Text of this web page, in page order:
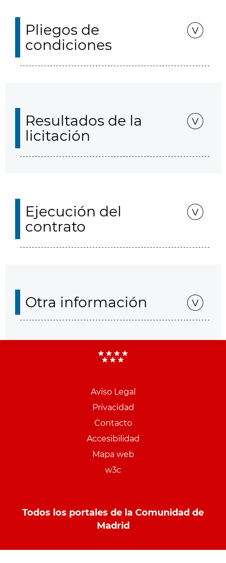
Pliegos de
condiciones
Resultados de la
licitación
Ejecución del
contrato
Otra información
Aviso Legal
Privacidad
Contacto
Accesibilidad
Mapa web
w3c
Todos los portales de la Comunidad de
Madrid